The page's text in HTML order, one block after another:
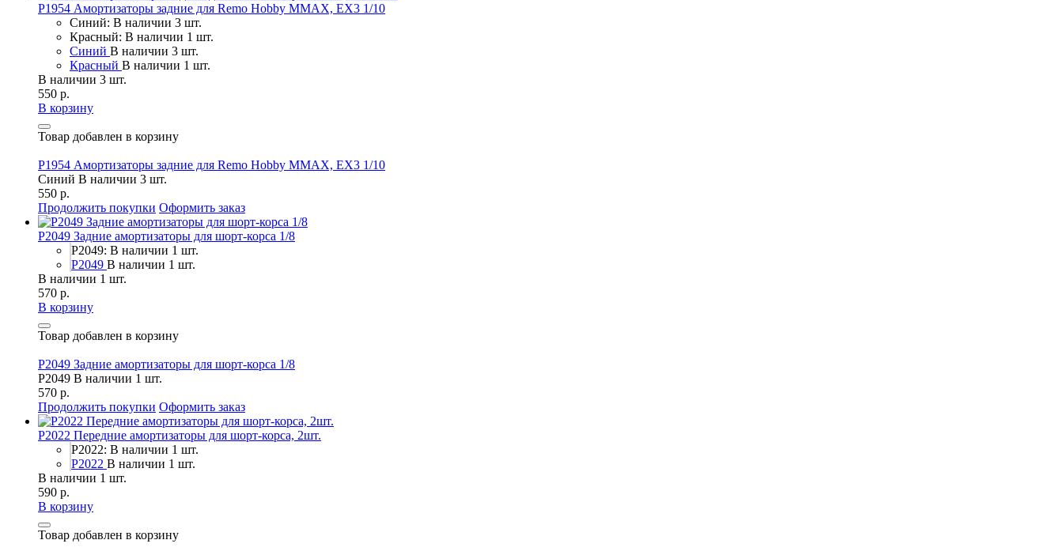
P1954 Амортизаторы задние для Remo Hobby MMAX, EX3 1/10
Синий: В наличии 3 шт.
Красный: В наличии 1 шт.
Синий В наличии 3 шт.
Красный В наличии 1 шт.
В наличии 3 шт.
550 р.
В корзину
Товар добавлен в корзину
P1954 Амортизаторы задние для Remo Hobby MMAX, EX3 1/10
Синий В наличии 3 шт.
550 р.
Продолжить покупки Оформить заказ
P2049 Задние амортизаторы для шорт-корса 1/8
P2049: В наличии 1 шт.
P2049 В наличии 1 шт.
В наличии 1 шт.
570 р.
В корзину
Товар добавлен в корзину
P2049 Задние амортизаторы для шорт-корса 1/8
P2049 В наличии 1 шт.
570 р.
Продолжить покупки Оформить заказ
P2022 Передние амортизаторы для шорт-корса, 2шт.
P2022: В наличии 1 шт.
P2022 В наличии 1 шт.
В наличии 1 шт.
590 р.
В корзину
Товар добавлен в корзину